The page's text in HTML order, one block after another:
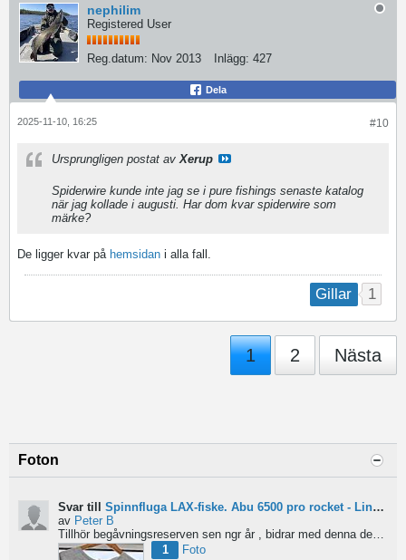
nephilim
Registered User
Reg.datum: Nov 2013 Inlägg: 427
Dela
#10
2025-11-10, 16:25
Ursprungligen postat avXerup
Spiderwire kunde inte jag se i pure fishings senaste katalog
när jag kollade i augusti. Har dom kvar spiderwire som
märke?
De ligger kvar på hemsidan i alla fall.
Gillar 1
1 2 Nästa
Foton
Svar till Spinnfluga LAX-fiske. Abu 6500 pro rocket - Lina för kort?
av Peter B
1
Foto